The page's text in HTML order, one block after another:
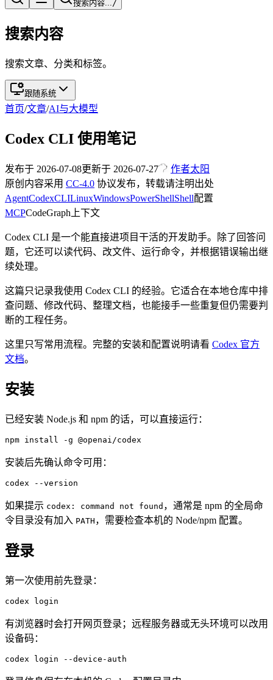
搜索内容... /
搜索内容
搜索文章、分类和标签。
跟随系统
首页/文章/AI与大模型
Codex CLI 使用笔记
发布于 2026-07-08更新于 2026-07-27 作者太阳
原创内容采用 CC-4.0 协议发布，转载请注明出处
AgentCodexCLILinuxWindowsPowerShellShell配置
MCPCodeGraph 上下文
Codex CLI 是一个能直接进项目干活的开发助手。除了回答问
题，它还可以读代码、改文件、运行命令，并根据错误输出继
续处理。
这篇只记录我使用 Codex CLI 的经验。它适合在本地仓库中排
查问题、修改代码、整理文档，也能接手一些重复但仍需要判
断的工程任务。
这里只写常用流程。完整的安装和配置说明请看 Codex 官方
文档。
安装
已经安装 Node.js 和 npm 的话，可以直接运行：
npm install -g @openai/codex
安装后先确认命令可用：
codex --version
如果提示 codex: command not found ，通常是 npm 的全局命
令目录没有加入 PATH ，需要检查本机的 Node/npm 配置。
登录
第一次使用前先登录：
codex login
有浏览器时会打开网页登录；远程服务器或无头环境可以改用
设备码：
codex login --device-auth